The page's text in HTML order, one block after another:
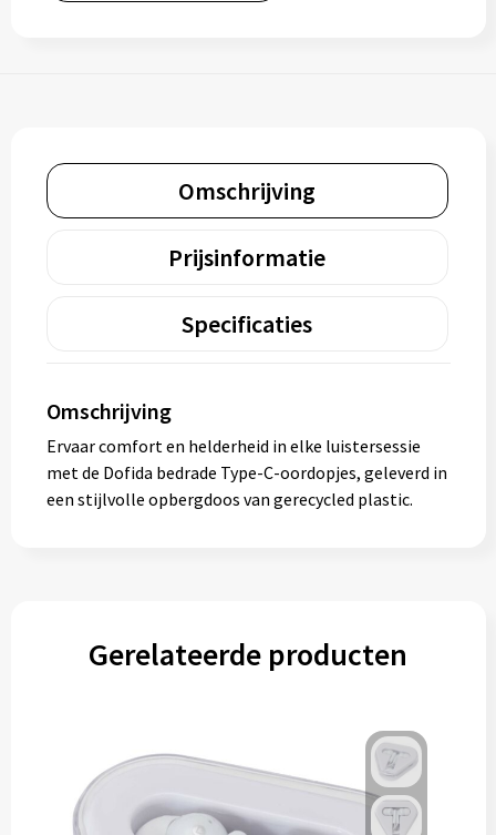
Omschrijving
Prijsinformatie
Specificaties
Omschrijving
Ervaar comfort en helderheid in elke luistersessie
met de Dofida bedrade Type-C-oordopjes, geleverd in
een stijlvolle opbergdoos van gerecycled plastic.
Gerelateerde producten